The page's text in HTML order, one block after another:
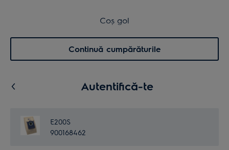
Menu 0
Coș de cumpărături
Coș gol
Continuă cumpărăturile
Autentifică-te
E200S
900168462